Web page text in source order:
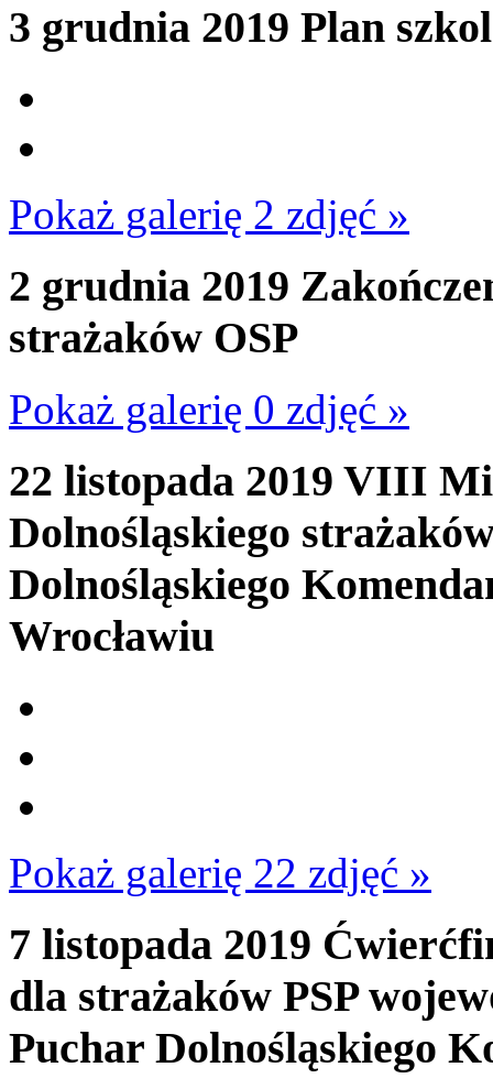
3 grudnia 2019 Plan
Pokaż galerię 2 zdjęć »
2 grudnia 2019
strażaków OSP
Pokaż galerię 0 zdjęć »
22 listopada 2019 VIII
Dolnośląskiego
Dolnośląskiego
Wrocławiu
Pokaż galerię 22 zdjęć »
7 listopada 2019
dla strażaków PSP
Puchar Dolnośląskiego